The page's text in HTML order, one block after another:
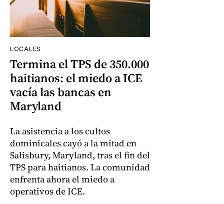
LOCALES
Termina el TPS de 350.000
haitianos: el miedo a ICE
vacía las bancas en
Maryland
La asistencia a los cultos
dominicales cayó a la mitad en
Salisbury, Maryland, tras el fin del
TPS para haitianos. La comunidad
enfrenta ahora el miedo a
operativos de ICE.